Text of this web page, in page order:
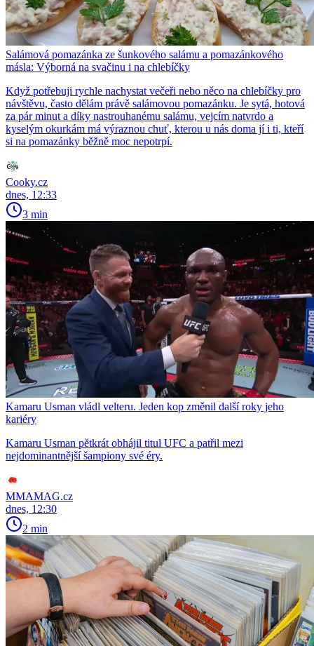
Salámová pomazánka ze šunkového salámu a pomazánkového
másla: Výborná na svačinu i na chlebíčky
Když potřebuji rychle nachystat večeři nebo něco na chlebíčky pro
návštěvu, často dělám právě salámovou pomazánku. Je sytá, hotová
za pár minut a díky nastrouhanému salámu, vejcím natvrdo a
kyselým okurkám má výraznou chuť, kterou u nás doma jí i ti, kteří
si na pomazánky běžně moc nepotrpí.
Cooky.cz
dnes, 12:33
3 min
Kamaru Usman vládl velteru. Jeden kop změnil další roky jeho
kariéry
Kamaru Usman pětkrát obhájil titul UFC a patřil mezi
nejdominantnější šampiony své éry.
MMAMAG.cz
dnes, 12:30
2 min